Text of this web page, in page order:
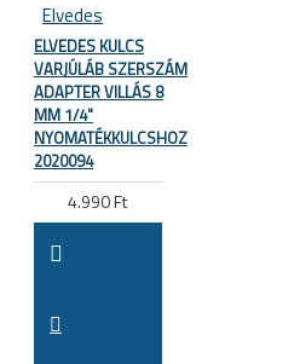
Elvedes
ELVEDES KULCS
VARJÚLÁB SZERSZÁM
ADAPTER VILLÁS 8
MM 1/4"
NYOMATÉKKULCSHOZ
2020094
4.990 Ft